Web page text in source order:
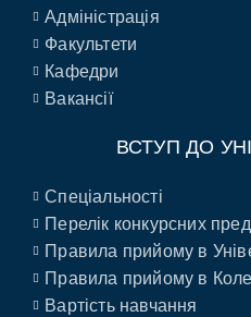
Адміністрація
Факультети
Кафедри
Вакансії
ВСТУП ДО
Спеціальності
Перелік конкурсних
Правила прийому в
Правила прийому в
Вартість навчання